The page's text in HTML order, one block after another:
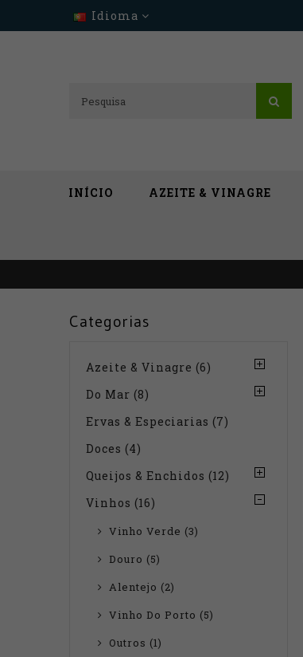
Idioma
INÍCIO AZEITE & VINAGRE
Categorias
Azeite & Vinagre (6)
Do Mar (8)
Ervas & Especiarias (7)
Doces (4)
Queijos & Enchidos (12)
Vinhos (16)
Vinho Verde (3)
Douro (5)
Alentejo (2)
Vinho Do Porto (5)
Outros (1)